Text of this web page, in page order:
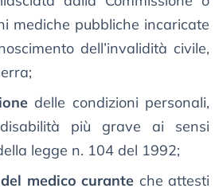
mediche pubbliche incaricate
dell’invalidità civile,
delle condizioni personali,
più grave ai sensi
legge n. 104 del 1992;
medico curante che attesti